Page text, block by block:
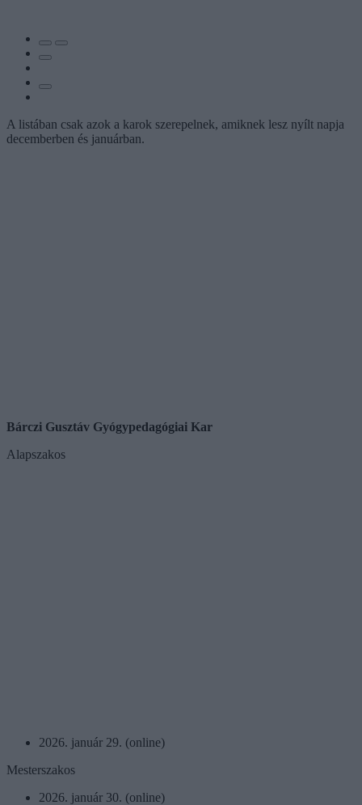
A listában csak azok a karok szerepelnek, amiknek lesz nyílt napja
decemberben és januárban.
Bárczi Gusztáv Gyógypedagógiai Kar
Alapszakos
2026. január 29. (online)
Mesterszakos
2026. január 30. (online)